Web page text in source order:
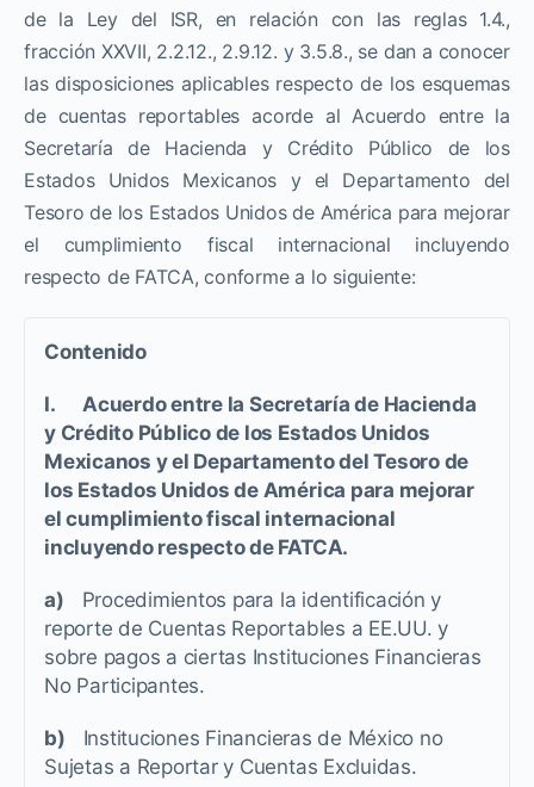
de la Ley del ISR, en relación con las reglas 1.4.,
fracción XXVII, 2.2.12., 2.9.12. y 3.5.8., se dan a conocer
las disposiciones aplicables respecto de los esquemas
de cuentas reportables acorde al Acuerdo entre la
Secretaría de Hacienda y Crédito Público de los
Estados Unidos Mexicanos y el Departamento del
Tesoro de los Estados Unidos de América para mejorar
el cumplimiento fiscal internacional incluyendo
respecto de FATCA, conforme a lo siguiente:
Contenido
I. Acuerdo entre la Secretaría de Hacienda
y Crédito Público de los Estados Unidos
Mexicanos y el Departamento del Tesoro de
los Estados Unidos de América para mejorar
el cumplimiento fiscal internacional
incluyendo respecto de FATCA.
a) Procedimientos para la identificación y
reporte de Cuentas Reportables a EE.UU. y
sobre pagos a ciertas Instituciones Financieras
No Participantes.
b) Instituciones Financieras de México no
Sujetas a Reportar y Cuentas Excluidas.